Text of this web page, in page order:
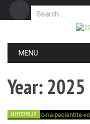
Search for:
MENU
Year: 2025
ИНТЕРВЈУ